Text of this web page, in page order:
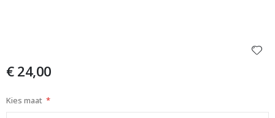
€ 24,00
Kies maat